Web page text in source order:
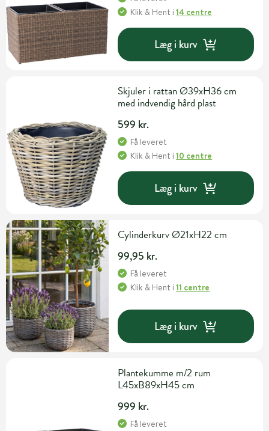
Klik & Hent i14 centre
Læg i kurv
Skjuler i rattan Ø39xH36 cm
med indvendig hård plast
599 kr.
Få leveret
Klik & Hent i10 centre
Læg i kurv
Cylinderkurv Ø21xH22 cm
99,95 kr.
Få leveret
Klik & Hent i11 centre
Læg i kurv
Plantekumme m/2 rum
L45xB89xH45 cm
999 kr.
Få leveret